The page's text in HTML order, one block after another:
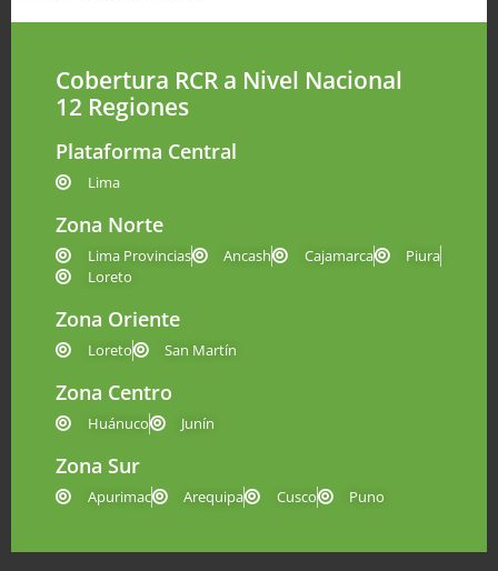
Cobertura RCR a Nivel Nacional
12 Regiones
Plataforma Central
Lima
Zona Norte
Lima Provincias Ancash Cajamarca
Piura
Loreto
Zona Oriente
Loreto San Martín
Zona Centro
Huánuco Junín
Zona Sur
Apurimac Arequipa Cusco Puno